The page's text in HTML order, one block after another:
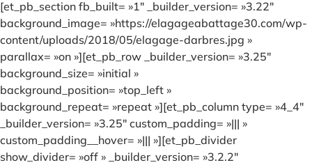
[et_pb_section fb_built= »1″ _builder_version= »3.22″
background_image= »https://elagageabattage30.com/wp-
content/uploads/2018/05/elagage-darbres.jpg »
parallax= »on »][et_pb_row _builder_version= »3.25″
background_size= »initial »
background_position= »top_left »
background_repeat= »repeat »][et_pb_column type= »4_4″
_builder_version= »3.25″ custom_padding= »||| »
custom_padding__hover= »||| »][et_pb_divider
show_divider= »off » _builder_version= »3.2.2″